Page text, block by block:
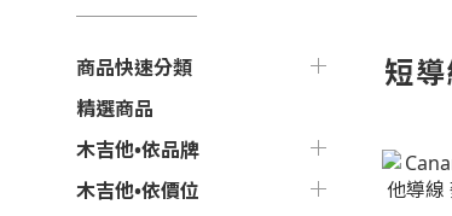
商品快速分類
精選商品
木吉他•依品牌
木吉他•依價位
短